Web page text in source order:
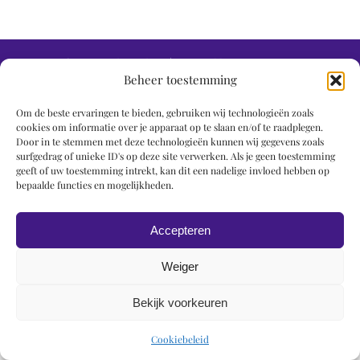
Beheer toestemming
Om de beste ervaringen te bieden, gebruiken wij technologieën zoals
cookies om informatie over je apparaat op te slaan en/of te raadplegen.
Door in te stemmen met deze technologieën kunnen wij gegevens zoals
surfgedrag of unieke ID's op deze site verwerken. Als je geen toestemming
geeft of uw toestemming intrekt, kan dit een nadelige invloed hebben op
bepaalde functies en mogelijkheden.
Accepteren
Weiger
Bekijk voorkeuren
Cookiebeleid
© 2019 Roel Wiechers | Powered byROCK Design